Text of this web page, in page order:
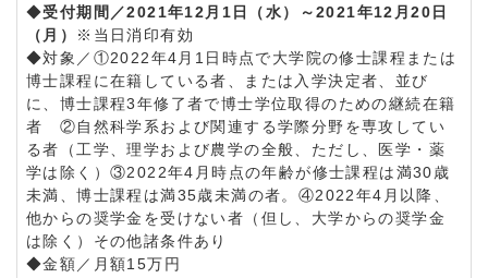
◆受付期間／2021年12月1日（水）～2021年12月20日
（月）
※当日消印有効
◆対象／①2022年4月1日時点で大学院の修士課程または
博士課程に在籍している者、または入学決定者、並び
に、博士課程3年修了者で博士学位取得のための継続在籍
者 ②自然科学系および関連する学際分野を専攻してい
る者（工学、理学および農学の全般、ただし、医学・薬
学は除く）③2022年4月時点の年齢が修士課程は満30歳
未満、博士課程は満35歳未満の者。④2022年4月以降、
他からの奨学金を受けない者（但し、大学からの奨学金
は除く）その他諸条件あり
◆金額／月額15万円